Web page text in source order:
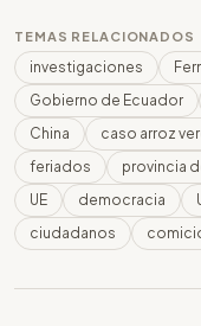
TEMAS RELACIONADOS
investigaciones
Gobierno de Ecuador
China
caso arroz
feriados
provincia
UE
democracia
ciudadanos